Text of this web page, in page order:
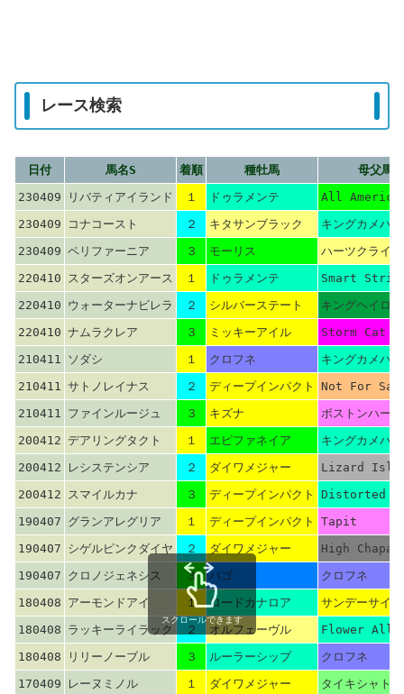
レース検索
日付 馬名S 着順 種牡馬
母父馬
230409
リバティアイランド １ ドゥラメンテ
All
230409
コナコースト ２ キタサンブラック
キングカメハ
230409 ペリファーニア ３ モーリス
ハーツクライ
220410 スターズオンアース １ ドゥラメンテ
Smart
220410 ウォーターナビレラ ２ シルバーステート
キングヘイロー
220410 ナムラクレア ３ ミッキーアイル
Storm Cat
210411
ソダシ １ クロフネ
キングカメハ
210411 サトノレイナス ２ ディープインパクト
Not For
210411 ファインルージュ ３ キズナ
ボストンハー
200412 デアリングタクト １ エピファネイア
キングカメハ
200412
レシステンシア ２ ダイワメジャー
Lizard
200412 スマイルカナ ３ ディープインパクト
Distorted
190407 グランアレグリア １ ディープインパクト
Tapit
190407 シゲルピンクダイヤ ２ ダイワメジャー
High
190407 クロノジェネシス ３ バゴ
クロフネ
180408 アーモンドアイ １ ロードカナロア
サンデーサイ
180408 ラッキーライラック ２ オルフェーヴル
Flower
180408
リリーノーブル ３ ルーラーシップ
クロフネ
170409
レーヌミノル １ ダイワメジャー
タイキシャトル
スクロールできます